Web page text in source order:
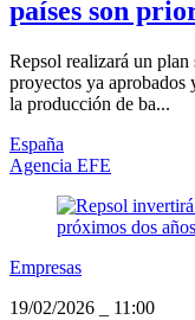
países son
Repsol realizará un
proyectos ya aprobados
la producción de ba...
España
Agencia EFE
Empresas
19/02/2026
11:00